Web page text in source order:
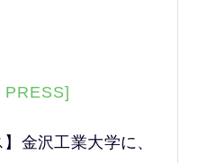
金沢工業大学に、